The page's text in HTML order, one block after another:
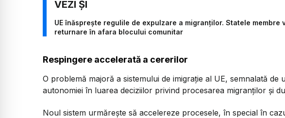
UE înăsprește regulile de expulzare a migranților. Statele membre
returnare în afara blocului comunitar
Respingere accelerată a cererilor
O problemă majoră a sistemului de imigrație al UE, semnalată de
autonomiei în luarea deciziilor privind procesarea migranților și
Noul sistem urmărește să accelereze procesele, în special în